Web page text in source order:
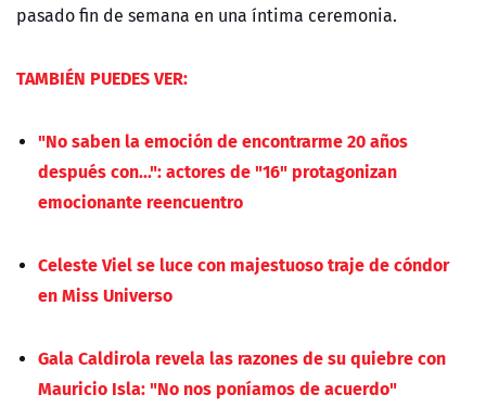
pasado fin de semana en una íntima ceremonia.
TAMBIÉN PUEDES VER:
"No saben la emoción de encontrarme 20 años
después con...": actores de "16" protagonizan
emocionante reencuentro
Celeste Viel se luce con majestuoso traje de cóndor
en Miss Universo
Gala Caldirola revela las razones de su quiebre con
Mauricio Isla: "No nos poníamos de acuerdo"